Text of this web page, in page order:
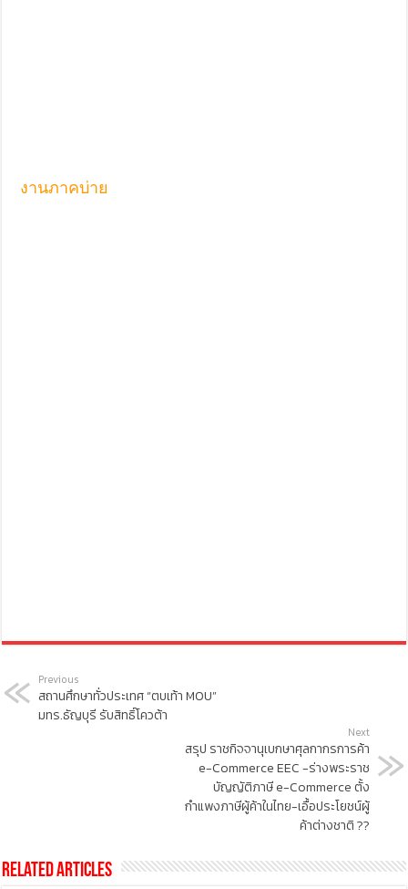
งานภาคบ่าย
Previous
สถานศึกษาทั่วประเทศ “ตบเท้า MOU”
มทร.ธัญบุรี รับสิทธิ์โควต้า
Next
สรุป ราชกิจจานุเบกษาศุลกากรการค้า
e-Commerce EEC -ร่างพระราช
บัญญัติภาษี e-Commerce ตั้ง
กำแพงภาษีผู้ค้าในไทย-เอื้อประโยชน์ผู้
ค้าต่างชาติ ??
Related Articles